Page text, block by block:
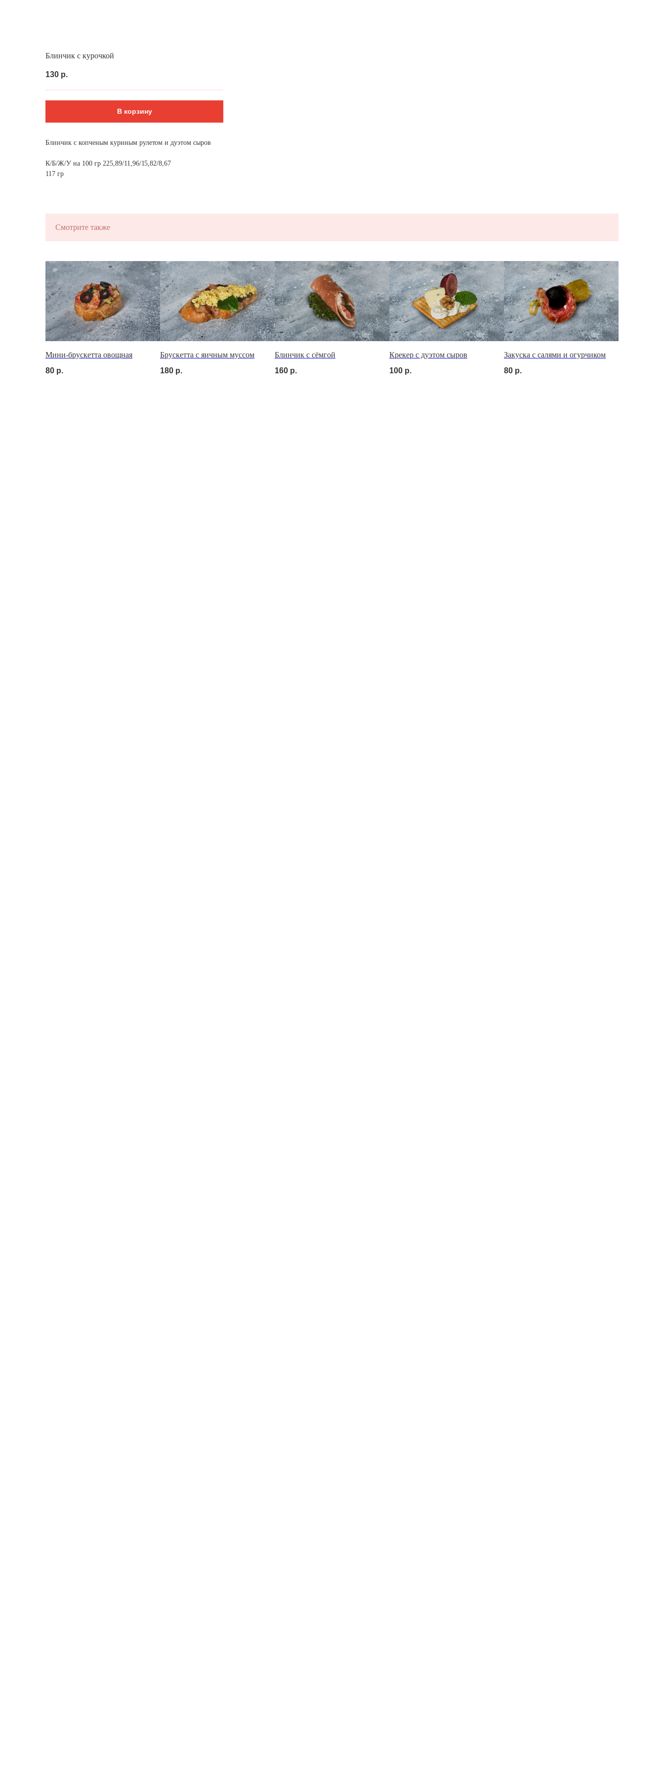
ЗАКУСКИ
С ХАРАКТЕРОМ
на ваше мероприятие за 24 часа
Блинчик с курочкой
130 р.
В корзину
Блинчик с копченым куриным рулетом и дуэтом сыров
К/Б/Ж/У на 100 гр 225,89/11,96/15,82/8,67
117 гр
Смотрите также
Мини-брускетта овощная
80 р.
Брускетта с яичным муссом
180 р.
Блинчик с сёмгой
160 р.
Крекер с дуэтом сыров
100 р.
Закуска с салями и огурчиком
80 р.